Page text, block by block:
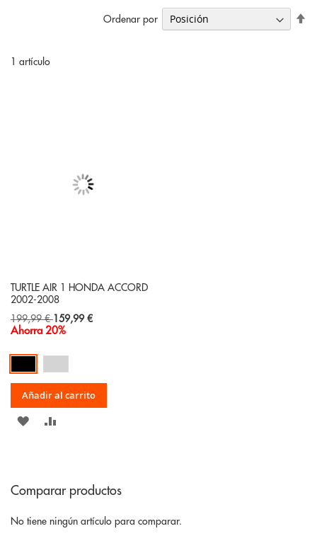
1 artículo
Ordenar por
TURTLE AIR 1 HONDA ACCORD
2002-2008
199,99 € Special
Price
159,99 €
Ahorra 20%
Añadir al carrito
AÑADIR
LISTA
DE
Comparar productos
No tiene ningún artículo para comparar.